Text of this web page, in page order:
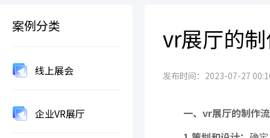
案例分类
线上展会
企业VR展厅
vr展厅的
发布时间：2023-07-27
一、vr展厅的制作